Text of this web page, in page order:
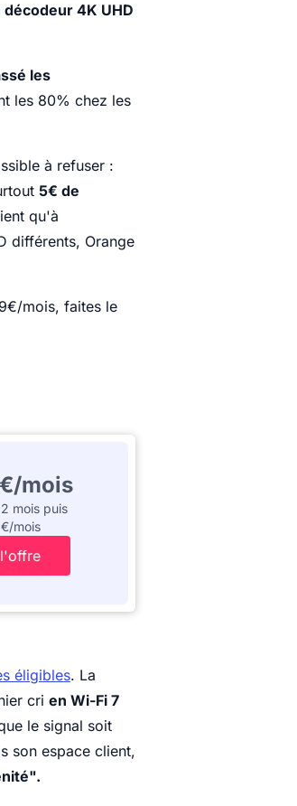
décodeur 4K UHD
les
les 80% chez les
à refuser :
5€ de
qu'à
différents, Orange
mois, faites le
mois
mois puis
mois
éligibles. La
cri en Wi-Fi 7
le signal soit
son espace client,